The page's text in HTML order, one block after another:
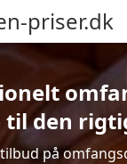
priser.dk
til den
på